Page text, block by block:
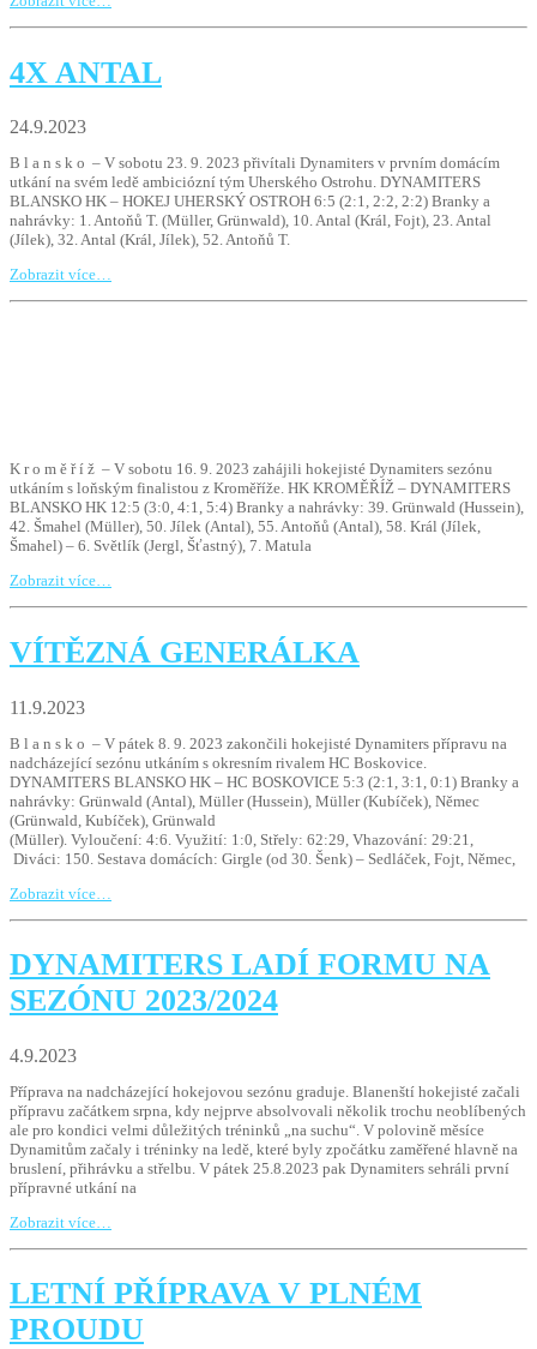
4X ANTAL
24.9.2023
B l a n s k o – V sobotu 23. 9. 2023 přivítali Dynamiters v prvním domácím
utkání na svém ledě ambiciózní tým Uherského Ostrohu. DYNAMITERS
BLANSKO HK – HOKEJ UHERSKÝ OSTROH 6:5 (2:1, 2:2, 2:2) Branky a
nahrávky: 1. Antoňů T. (Müller, Grünwald), 10. Antal (Král, Fojt), 23. Antal
(Jílek), 32. Antal (Král, Jílek), 52. Antoňů T.
Zobrazit více…
K r o m ě ř í ž – V sobotu 16. 9. 2023 zahájili hokejisté Dynamiters sezónu
utkáním s loňským finalistou z Kroměříže. HK KROMĚŘÍŽ – DYNAMITERS
BLANSKO HK 12:5 (3:0, 4:1, 5:4) Branky a nahrávky: 39. Grünwald (Hussein),
42. Šmahel (Müller), 50. Jílek (Antal), 55. Antoňů (Antal), 58. Král (Jílek,
Šmahel) – 6. Světlík (Jergl, Šťastný), 7. Matula
Zobrazit více…
VÍTĚZNÁ GENERÁLKA
11.9.2023
B l a n s k o – V pátek 8. 9. 2023 zakončili hokejisté Dynamiters přípravu na
nadcházející sezónu utkáním s okresním rivalem HC Boskovice.
DYNAMITERS BLANSKO HK – HC BOSKOVICE 5:3 (2:1, 3:1, 0:1) Branky a
nahrávky: Grünwald (Antal), Müller (Hussein), Müller (Kubíček), Němec
(Grünwald, Kubíček), Grünwald
(Müller). Vyloučení: 4:6. Využití: 1:0, Střely: 62:29, Vhazování: 29:21,
Diváci: 150. Sestava domácích: Girgle (od 30. Šenk) – Sedláček, Fojt, Němec,
Zobrazit více…
DYNAMITERS LADÍ FORMU NA
SEZÓNU 2023/2024
4.9.2023
Příprava na nadcházející hokejovou sezónu graduje. Blanenští hokejisté začali
přípravu začátkem srpna, kdy nejprve absolvovali několik trochu neoblíbených
ale pro kondici velmi důležitých tréninků „na suchu“. V polovině měsíce
Dynamitům začaly i tréninky na ledě, které byly zpočátku zaměřené hlavně na
bruslení, přihrávku a střelbu. V pátek 25.8.2023 pak Dynamiters sehráli první
přípravné utkání na
Zobrazit více…
LETNÍ PŘÍPRAVA V PLNÉM
PROUDU